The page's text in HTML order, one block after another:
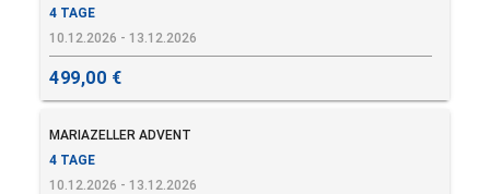
4 TAGE
10.12.2026 - 13.12.2026
499,00 €
MARIAZELLER ADVENT
4 TAGE
10.12.2026 - 13.12.2026